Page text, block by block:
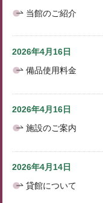
当館のご紹介
2026年4月16日
備品使用料金
2026年4月16日
施設のご案内
2026年4月14日
貸館について